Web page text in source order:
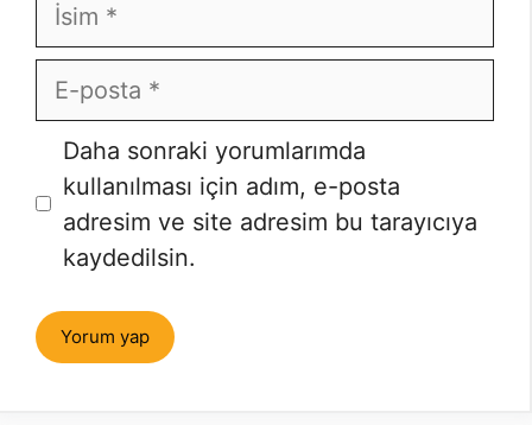
E-
posta
İnternet
sitesi
Daha sonraki yorumlarımda
kullanılması için adım, e-posta
adresim ve site adresim bu tarayıcıya
kaydedilsin.